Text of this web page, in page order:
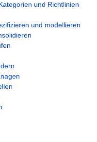
und Richtlinien
und modellieren